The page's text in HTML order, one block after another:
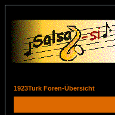
1923Turk Foren-Übersicht